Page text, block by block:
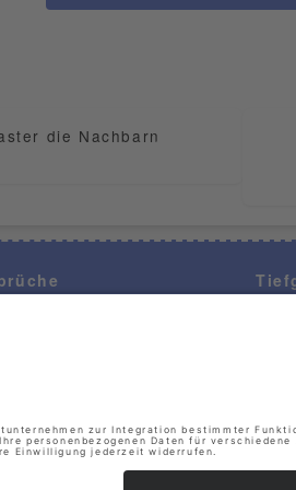
die Nachbarn